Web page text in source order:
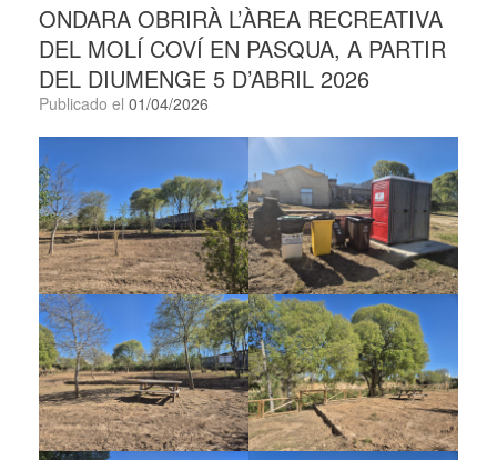
ONDARA OBRIRÀ L’ÀREA RECREATIVA
DEL MOLÍ COVÍ EN PASQUA, A PARTIR
DEL DIUMENGE 5 D’ABRIL 2026
Publicado el 01/04/2026